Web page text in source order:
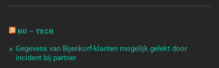
NU – TECH
Gegevens van Bijenkorf-klanten mogelijk gelekt door
incident bij partner